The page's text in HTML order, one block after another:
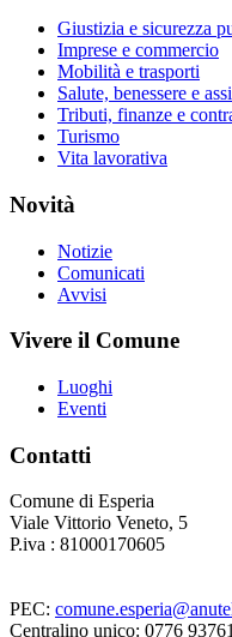
Giustizia e sicurezza
Imprese e commercio
Mobilità e trasporti
Salute, benessere e
Tributi, finanze e
Turismo
Vita lavorativa
Novità
Notizie
Comunicati
Avvisi
Vivere il Comune
Luoghi
Eventi
Contatti
Comune di Esperia
Viale Vittorio Veneto, 5
P.iva : 81000170605
PEC:
Centralino unico: 0776